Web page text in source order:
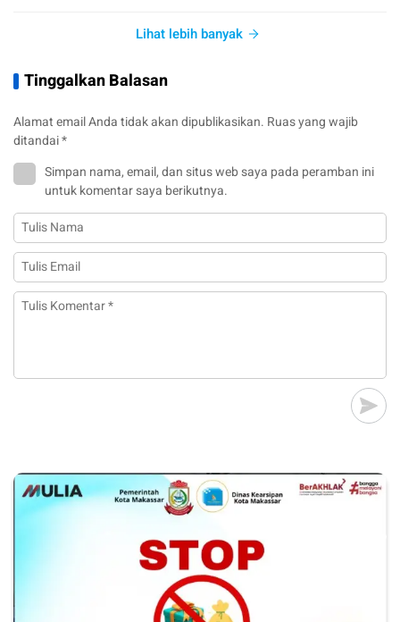
Lihat lebih banyak
Tinggalkan Balasan
Alamat email Anda tidak akan dipublikasikan. Ruas yang wajib
ditandai*
Simpan nama, email, dan situs web saya pada peramban ini
untuk komentar saya berikutnya.